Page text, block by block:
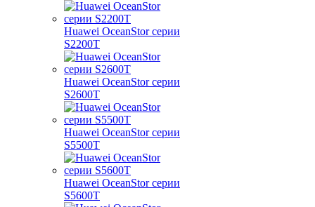
Huawei OceanStor серии
S2200T
Huawei OceanStor серии
S2600T
Huawei OceanStor серии
S5500T
Huawei OceanStor серии
S5600T